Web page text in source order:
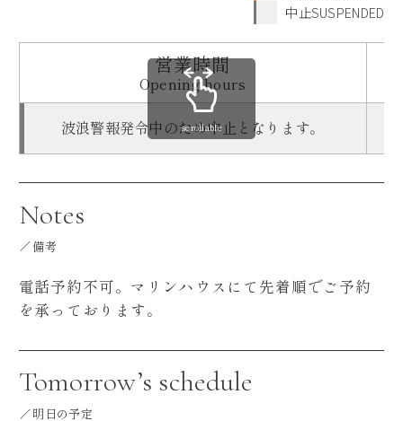
中止SUSPENDED
営業時間
Opening hours
波浪警報発令中のため中止となります。
scrollable
Notes
備考
電話予約不可。マリンハウスにて先着順でご予約
を承っております。
Tomorrow’s schedule
明日の予定